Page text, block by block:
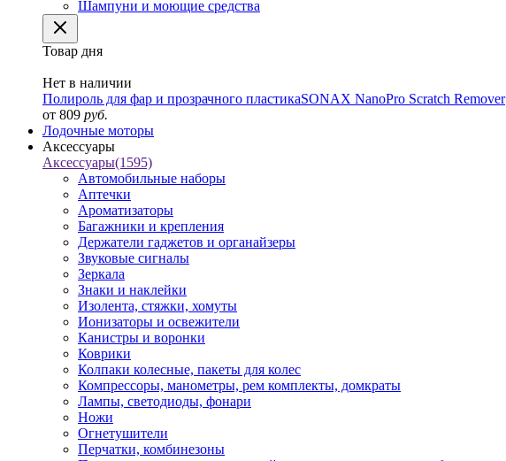
Шампуни и моющие средства
Товар дня
Нет в наличии
Полироль для фар и прозрачного пластикаSONAX NanoPro Scratch Remover
от 809 руб.
Лодочные моторы
Аксессуары
Аксессуары(1595)
Автомобильные наборы
Аптечки
Ароматизаторы
Багажники и крепления
Держатели гаджетов и органайзеры
Звуковые сигналы
Зеркала
Знаки и наклейки
Изолента, стяжки, хомуты
Ионизаторы и освежители
Канистры и воронки
Коврики
Колпаки колесные, пакеты для колес
Компрессоры, манометры, рем комплекты, домкраты
Лампы, светодиоды, фонари
Ножи
Огнетушители
Перчатки, комбинезоны